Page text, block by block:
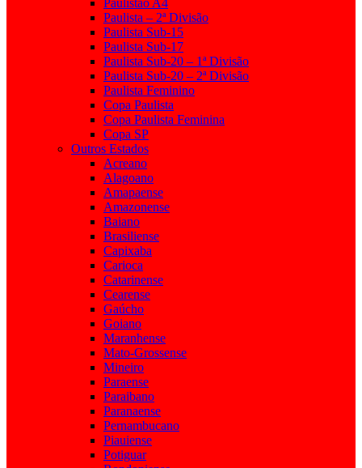
Paulista – 2ª Divisão
Paulista Sub-15
Paulista Sub-17
Paulista Sub-20 – 1ª Divisão
Paulista Sub-20 – 2ª Divisão
Paulista Feminino
Copa Paulista
Copa Paulista Feminina
Copa SP
Outros Estados
Acreano
Alagoano
Amapaense
Amazonense
Baiano
Brasiliense
Capixaba
Carioca
Catarinense
Cearense
Gaúcho
Goiano
Maranhense
Mato-Grossense
Mineiro
Paraense
Paraibano
Paranaense
Pernambucano
Piauiense
Potiguar